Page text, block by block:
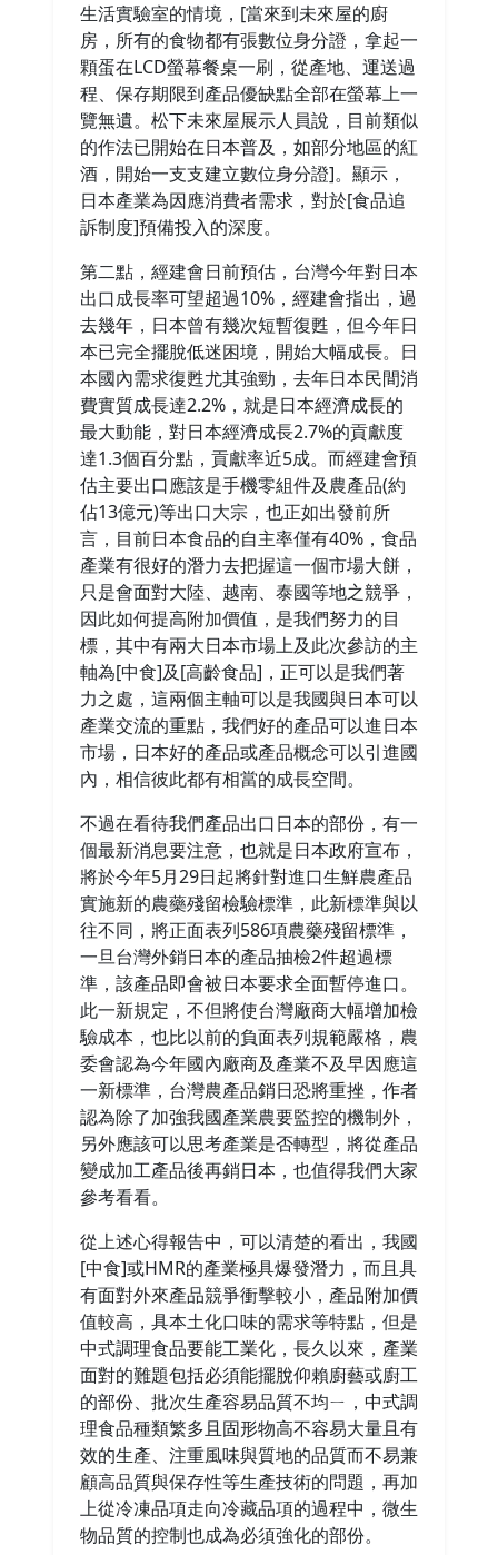
生活實驗室的情境，[當來到未來屋的廚
房，所有的食物都有張數位身分證，拿起一
顆蛋在LCD螢幕餐桌一刷，從產地、運送過
程、保存期限到產品優缺點全部在螢幕上一
覽無遺。松下未來屋展示人員說，目前類似
的作法已開始在日本普及，如部分地區的紅
酒，開始一支支建立數位身分證]。顯示，
日本產業為因應消費者需求，對於[食品追
訴制度]預備投入的深度。
第二點，經建會日前預估，台灣今年對日本
出口成長率可望超過10%，經建會指出，過
去幾年，日本曾有幾次短暫復甦，但今年日
本已完全擺脫低迷困境，開始大幅成長。日
本國內需求復甦尤其強勁，去年日本民間消
費實質成長達2.2%，就是日本經濟成長的
最大動能，對日本經濟成長2.7%的貢獻度
達1.3個百分點，貢獻率近5成。而經建會預
估主要出口應該是手機零組件及農產品(約
佔13億元)等出口大宗，也正如出發前所
言，目前日本食品的自主率僅有40%，食品
產業有很好的潛力去把握這一個市場大餅，
只是會面對大陸、越南、泰國等地之競爭，
因此如何提高附加價值，是我們努力的目
標，其中有兩大日本市場上及此次參訪的主
軸為[中食]及[高齡食品]，正可以是我們著
力之處，這兩個主軸可以是我國與日本可以
產業交流的重點，我們好的產品可以進日本
市場，日本好的產品或產品概念可以引進國
內，相信彼此都有相當的成長空間。
不過在看待我們產品出口日本的部份，有一
個最新消息要注意，也就是日本政府宣布，
將於今年5月29日起將針對進口生鮮農產品
實施新的農藥殘留檢驗標準，此新標準與以
往不同，將正面表列586項農藥殘留標準，
一旦台灣外銷日本的產品抽檢2件超過標
準，該產品即會被日本要求全面暫停進口。
此一新規定，不但將使台灣廠商大幅增加檢
驗成本，也比以前的負面表列規範嚴格，農
委會認為今年國內廠商及產業不及早因應這
一新標準，台灣農產品銷日恐將重挫，作者
認為除了加強我國產業農要監控的機制外，
另外應該可以思考產業是否轉型，將從產品
變成加工產品後再銷日本，也值得我們大家
參考看看。
從上述心得報告中，可以清楚的看出，我國
[中食]或HMR的產業極具爆發潛力，而且具
有面對外來產品競爭衝擊較小，產品附加價
值較高，具本土化口味的需求等特點，但是
中式調理食品要能工業化，長久以來，產業
面對的難題包括必須能擺脫仰賴廚藝或廚工
的部份、批次生產容易品質不均ㄧ，中式調
理食品種類繁多且固形物高不容易大量且有
效的生產、注重風味與質地的品質而不易兼
顧高品質與保存性等生產技術的問題，再加
上從冷凍品項走向冷藏品項的過程中，微生
物品質的控制也成為必須強化的部份。